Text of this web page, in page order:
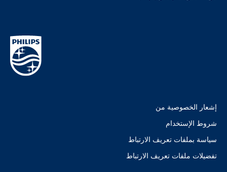
إشعار الخصوصية من
شروط الإستخدام
سياسة بملفات تعريف الارتباط
تفضيلات ملفات تعريف الارتباط